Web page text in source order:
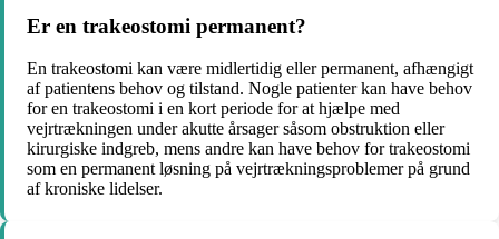
Er en trakeostomi permanent?
En trakeostomi kan være midlertidig eller permanent, afhængigt
af patientens behov og tilstand. Nogle patienter kan have behov
for en trakeostomi i en kort periode for at hjælpe med
vejrtrækningen under akutte årsager såsom obstruktion eller
kirurgiske indgreb, mens andre kan have behov for trakeostomi
som en permanent løsning på vejrtrækningsproblemer på grund
af kroniske lidelser.